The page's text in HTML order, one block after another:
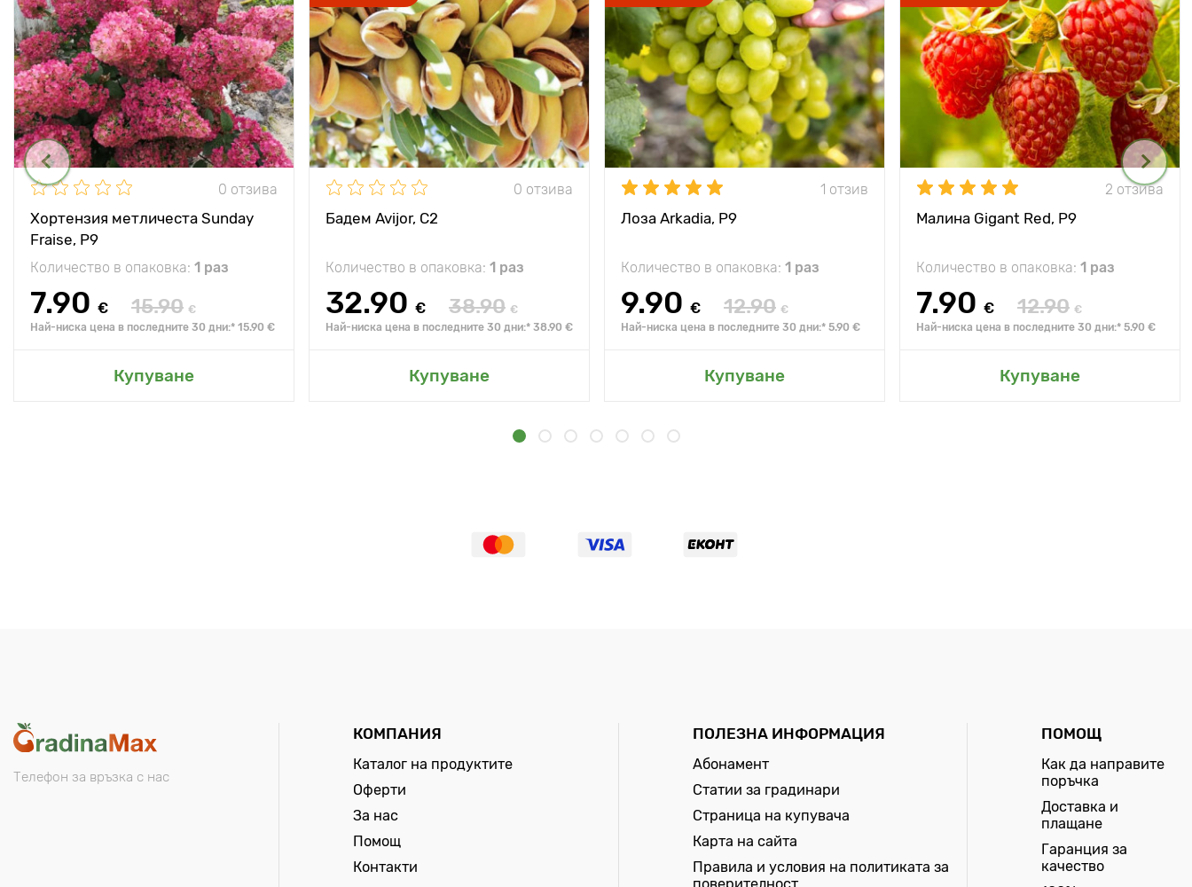
0 отзива
Хортензия метличеста Sunday
Fraise, P9
Количество в опаковка: 1 раз
7.90 € 15.90 €
Най-ниска цена в последните 30 дни:* 15.90 €
Купуване
0 отзива
Бадем Avijor, С2
Количество в опаковка: 1 раз
32.90 € 38.90 €
Най-ниска цена в последните 30 дни:* 38.90 €
Купуване
1 отзив
Лоза Arkadia, Р9
Количество в опаковка: 1 раз
9.90 € 12.90 €
Най-ниска цена в последните 30 дни:* 5.90 €
Купуване
2 отзива
Малина Gigant Red, Р9
Количество в опаковка: 1 раз
7.90 € 12.90 €
Най-ниска цена в последните 30 дни:* 5.90 €
Купуване
Телефон за връзка с нас
КОМПАНИЯ
Каталог на продуктите
Оферти
За нас
Помощ
Контакти
ПОЛЕЗНА ИНФОРМАЦИЯ
Абонамент
Статии за градинари
Страница на купувача
Карта на сайта
Правила и условия на политиката за
ПОМОЩ
Как да направите
поръчка
Доставка и
плащане
Гаранция за
качество